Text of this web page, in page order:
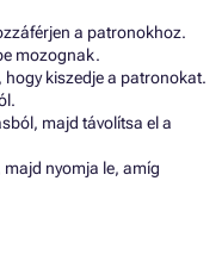
a patronokhoz.
mozognak.
kiszedje a patronokat.
majd távolítsa el a
nyomja le, amíg